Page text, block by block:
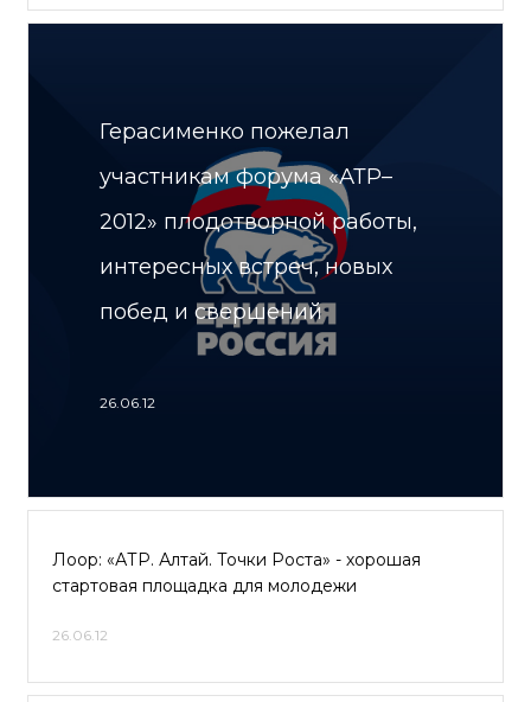
Герасименко пожелал
участникам форума «АТР–
2012» плодотворной работы,
интересных встреч, новых
побед и свершений
26.06.12
Лоор: «АТР. Алтай. Точки Роста» - хорошая
стартовая площадка для молодежи
26.06.12